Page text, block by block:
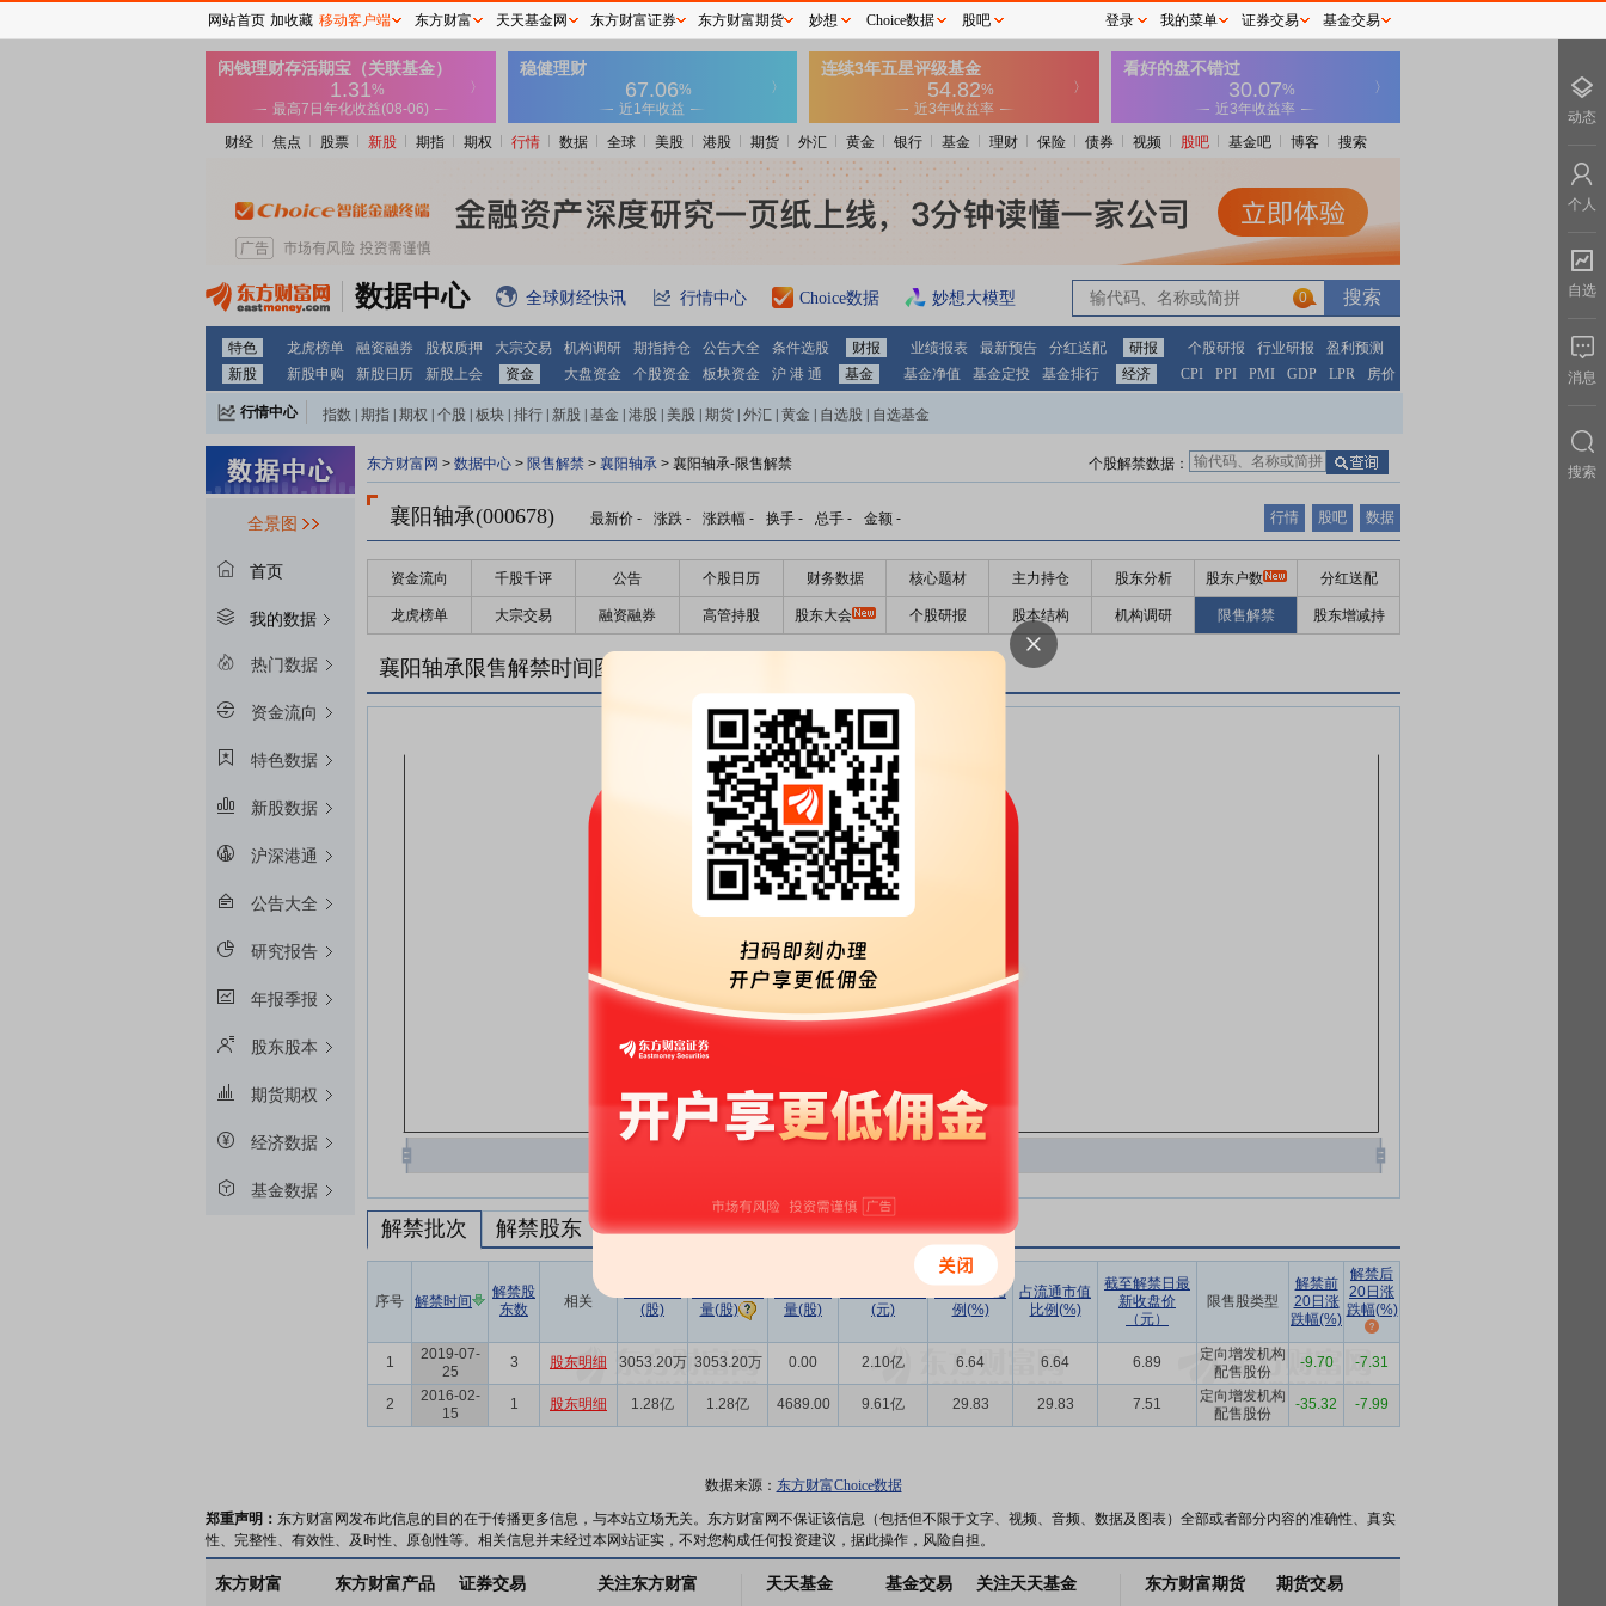
财经 焦点 股票 新股 期指 期权 行情 数据 全球 美股 港股 期货 外汇 黄金 银行 基金 理财 保险 债券 视频 股吧 基金吧 博客 搜索
数据中心 全球财经快讯 行情中心 Choice数据 妙想大模型 0
特色 龙虎榜单 融资融券 股权质押 大宗交易 机构调研 期指持仓 公告大全 条件选股 财报 业绩报表 最新预告 分红送配 研报 个股研报 行业研报
盈利预测
新股
新股申购 新股日历 新股上会 资金 大盘资金 个股资金 板块资金 沪 港 通 基金 基金净值 基金定投 基金排行 经济 CPI PPI PMI GDP LPR 房价
行情中心 指数 期指 期权 个股 板块 排行 新股 基金 港股 美股 期货 外汇 黄金 自选股 自选基金
全景图
首页
我的数据
热门数据
资金流向
特色数据
新股数据
沪深港通
公告大全
研究报告
年报季报
股东股本
期货期权
经济数据
基金数据
东方财富网 > 数据中心 > 限售解禁 > 襄阳轴承 > 襄阳轴承-限售解禁 个股解禁数据：
襄阳轴承(000678) 最新价 - 涨跌 - 涨跌幅 - 换手 - 总手 - 金额 - 行情 股吧 数据
资金流向 千股千评 公告 个股日历 财务数据 核心题材 主力持仓 股东分析 股东户数 分红送配
龙虎榜单 大宗交易 融资融券 高管持股 股东大会 个股研报 股本结构 机构调研 限售解禁 股东增减持
襄阳轴承限售解禁时间图
解禁批次 解禁股东
序号 解禁时间
解禁股
东数
相关
(股)
量(股)
量(股)
(元)
占总市值比
例(%)
占流通市值
比例(%)
截至解禁日最
新收盘价
（元）
限售股类型
解禁前
20日涨
跌幅(%)
解禁后
20日涨
跌幅(%)
1
2019-07-
25
3 股东明细 3053.20万 3053.20万 0.00 2.10亿 6.64 6.64 6.89
定向增发机构
配售股份
-9.70 -7.31
2
2016-02-
15
1 股东明细 1.28亿 1.28亿 4689.00 9.61亿 29.83 29.83 7.51
定向增发机构
配售股份
-35.32 -7.99
数据来源： 东方财富Choice数据
郑重声明： 东方财富网发布此信息的目的在于传播更多信息，与本站立场无关。东方财富网不保证该信息（包括但不限于文字、视频、音频、数据及图表）全部或者部分内容的准确性、真实
性、完整性、有效性、及时性、原创性等。相关信息并未经过本网站证实，不对您构成任何投资建议，据此操作，风险自担。
东方财富 东方财富产品 证券交易 关注东方财富 天天基金 基金交易 关注天天基金 东方财富期货 期货交易
网站首页 加收藏 移动客户端 东方财富 天天基金网 东方财富证券 东方财富期货 妙想 Choice数据 股吧 登录 我的菜单 证券交易 基金交易
动态
个人
自选
消息
搜索